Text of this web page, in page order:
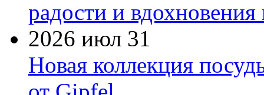
радости и
2026 июл 31
Новая коллекция